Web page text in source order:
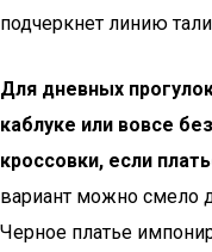
подчеркнет линию
Для дневных
каблуке или вовсе
кроссовки, если
вариант можно смело
Черное платье